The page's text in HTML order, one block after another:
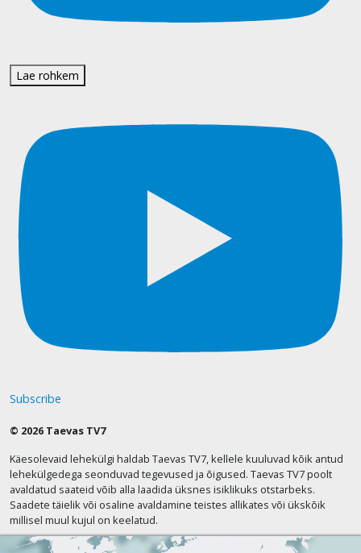
Lae rohkem
Subscribe
© 2026 Taevas TV7
Käesolevaid lehekülgi haldab Taevas TV7, kellele kuuluvad kõik antud
lehekülgedega seonduvad tegevused ja õigused. Taevas TV7 poolt
avaldatud saateid võib alla laadida üksnes isiklikuks otstarbeks.
Saadete täielik või osaline avaldamine teistes allikates või ükskõik
millisel muul kujul on keelatud.